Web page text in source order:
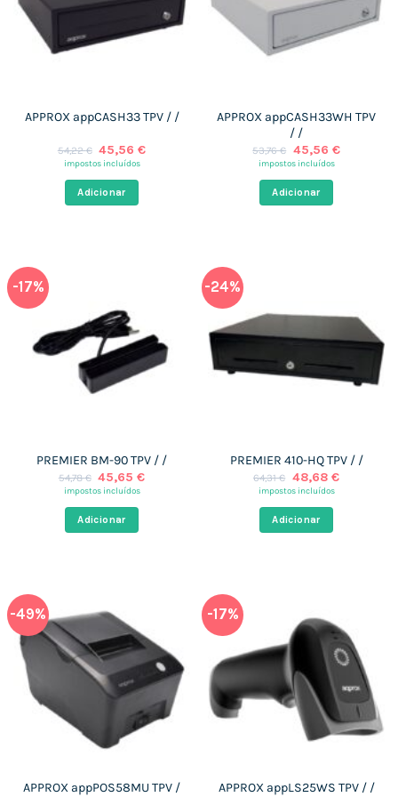
APPROX appCASH33 TPV / /
54,22€ O
preço
era:
54,22 €.
45,56€O
impostos incluídos
Adicionar
APPROX appCASH33WH TPV
/ /
53,76€ O
preço
era:
53,76 €.
45,56 €O
impostos incluídos
Adicionar
-17%
PREMIER BM-90 TPV / /
54,78€ O
preço
era:
54,78 €.
45,65€O
impostos incluídos
Adicionar
-24%
PREMIER 410-HQ TPV / /
64,31€ O
preço
era:
64,31 €.
48,68 €O
impostos incluídos
Adicionar
-49%
APPROX appPOS58MU TPV /
-17%
APPROX appLS25WS TPV / /